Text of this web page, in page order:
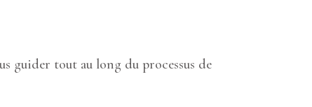
guider tout au long du processus de